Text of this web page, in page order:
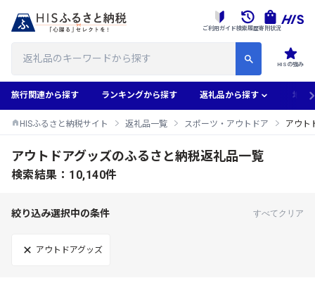
HISの強み
ご利用ガイド検索履歴寄附状況
旅行関連から探す ランキングから探す 返礼品から探す 地域
HISふるさと納税サイト 返礼品一覧 スポーツ・アウトドア アウト
アウトドアグッズのふるさと納税返礼品一覧
検索結果：10,140件
絞り込み選択中の条件 すべてクリア
アウトドアグッズ